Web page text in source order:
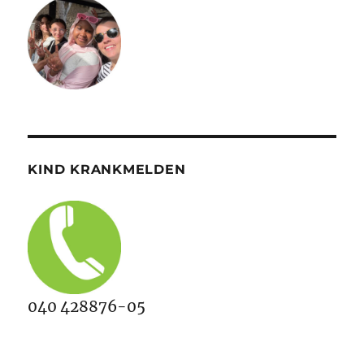
KIND KRANKMELDEN
040 428876-05